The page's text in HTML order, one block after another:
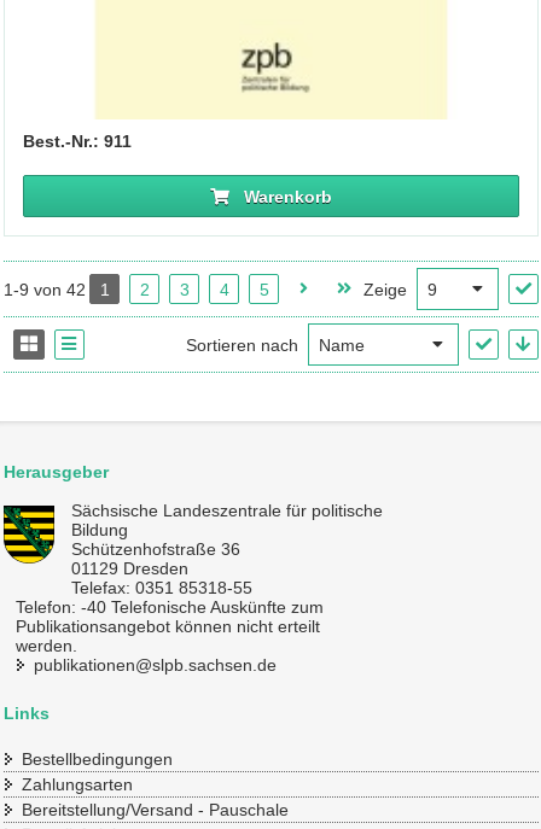
Best.-Nr.: 911
Warenkorb
1-9 von 42 1 2 3 4 5 Zeige
Sortieren nach
Herausgeber
Sächsische Landeszentrale für politische
Bildung
Schützenhofstraße 36
01129 Dresden
Telefax: 0351 85318-55
Telefon: -40 Telefonische Auskünfte zum
Publikationsangebot können nicht erteilt
werden.
publikationen@slpb.sachsen.de
Links
Bestellbedingungen
Zahlungsarten
Bereitstellung/Versand - Pauschale